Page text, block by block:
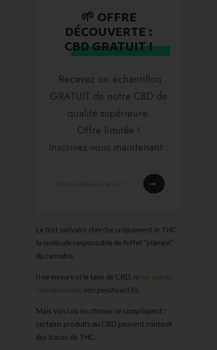
🌱 OFFRE
DÉCOUVERTE :
CBD GRATUIT !
Recevez un échantillon
GRATUIT de notre CBD de
qualité supérieure.
Offre limitée !
Inscrivez-vous maintenant :
Le test salivaire cherche uniquement le THC,
la molécule responsable de l’effet “planant”
du cannabis.
Il ne mesure ni le taux de CBD, ni les autres
cannabinoïdes non psychoactifs.
Mais voici où les choses se compliquent :
certains produits au CBD peuvent contenir
des traces de THC.